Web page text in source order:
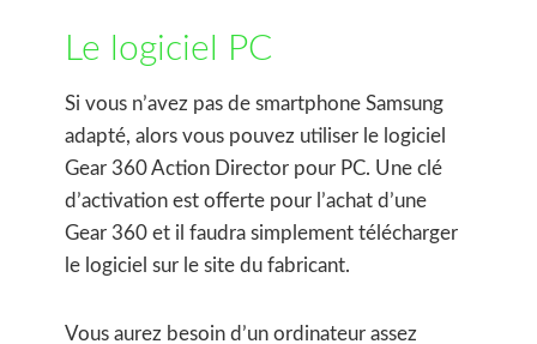
Le logiciel PC
Si vous n’avez pas de smartphone Samsung
adapté, alors vous pouvez utiliser le logiciel
Gear 360 Action Director pour PC. Une clé
d’activation est offerte pour l’achat d’une
Gear 360 et il faudra simplement télécharger
le logiciel sur le site du fabricant.
Vous aurez besoin d’un ordinateur assez